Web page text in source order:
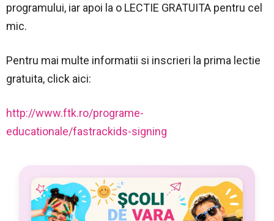
programului, iar apoi la o LECTIE GRATUITA pentru cel
mic.
Pentru mai multe informatii si inscrieri la prima lectie
gratuita, click aici:
http://www.ftk.ro/programe-
educationale/fastrackids-signing